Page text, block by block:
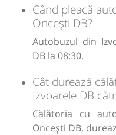
Când pleacă
Oncești DB?
Autobuzul din
DB la 08:30.
Cât durează
Izvoarele DB
Călătoria cu
Oncești DB,